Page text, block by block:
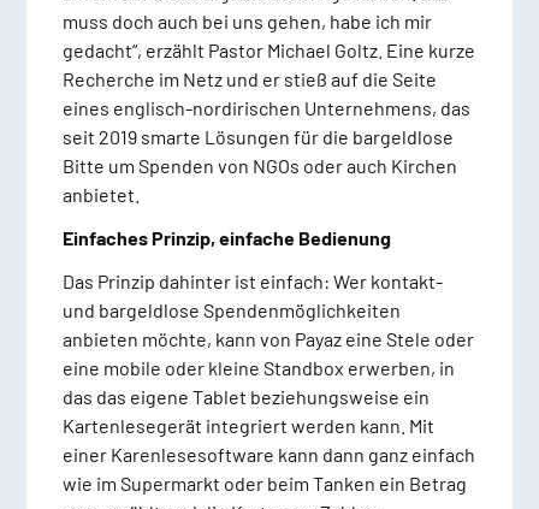
muss doch auch bei uns gehen, habe ich mir
gedacht“, erzählt Pastor Michael Goltz. Eine kurze
Recherche im Netz und er stieß auf die Seite
eines englisch-nordirischen Unternehmens, das
seit 2019 smarte Lösungen für die bargeldlose
Bitte um Spenden von NGOs oder auch Kirchen
anbietet.
Einfaches Prinzip, einfache Bedienung
Das Prinzip dahinter ist einfach: Wer kontakt-
und bargeldlose Spendenmöglichkeiten
anbieten möchte, kann von Payaz eine Stele oder
eine mobile oder kleine Standbox erwerben, in
das das eigene Tablet beziehungsweise ein
Kartenlesegerät integriert werden kann. Mit
einer Karenlesesoftware kann dann ganz einfach
wie im Supermarkt oder beim Tanken ein Betrag